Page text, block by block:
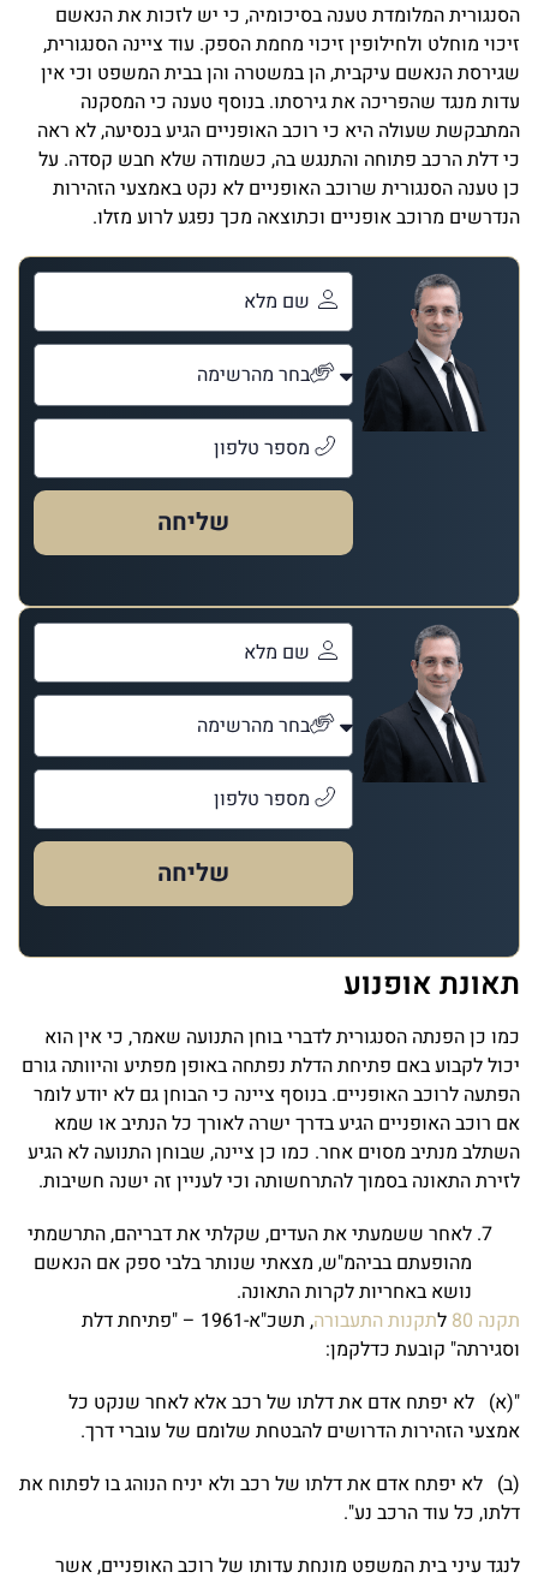
הסנגורית המלומדת טענה בסיכומיה, כי יש לזכות את הנאשם
זיכוי מוחלט ולחילופין זיכוי מחמת הספק. עוד ציינה הסנגורית,
שגירסת הנאשם עיקבית, הן במשטרה והן בבית המשפט וכי אין
עדות מנגד שהפריכה את גירסתו. בנוסף טענה כי המסקנה
המתבקשת שעולה היא כי רוכב האופניים הגיע בנסיעה, לא ראה
כי דלת הרכב פתוחה והתנגש בה, כשמודה שלא חבש קסדה. על
כן טענה הסנגורית שרוכב האופניים לא נקט באמצעי הזהירות
הנדרשים מרוכב אופניים וכתוצאה מכך נפגע לרוע מזלו.
שליחה
שליחה
תאונת אופנוע
כמו כן הפנתה הסנגורית לדברי בוחן התנועה שאמר, כי אין הוא
יכול לקבוע באם פתיחת הדלת נפתחה באופן מפתיע והיוותה גורם
הפתעה לרוכב האופניים. בנוסף ציינה כי הבוחן גם לא יודע לומר
אם רוכב האופניים הגיע בדרך ישרה לאורך כל הנתיב או שמא
השתלב מנתיב מסוים אחר. כמו כן ציינה, שבוחן התנועה לא הגיע
לזירת התאונה בסמוך להתרחשותה וכי לעניין זה ישנה חשיבות.
לאחר ששמעתי את העדים, שקלתי את דבריהם, התרשמתי
מהופעתם בביהמ"ש, מצאתי שנותר בלבי ספק אם הנאשם
נושא באחריות לקרות התאונה.
תקנה 80
לתקנות התעבורה
, תשכ"א-1961 – "פתיחת דלת
וסגירתה" קובעת כדלקמן:
"(א) לא יפתח אדם את דלתו של רכב אלא לאחר שנקט כל
אמצעי הזהירות הדרושים להבטחת שלומם של עוברי דרך.
(ב) לא יפתח אדם את דלתו של רכב ולא יניח הנוהג בו לפתוח את
דלתו, כל עוד הרכב נע".
לנגד עיני בית המשפט מונחת עדותו של רוכב האופניים, אשר